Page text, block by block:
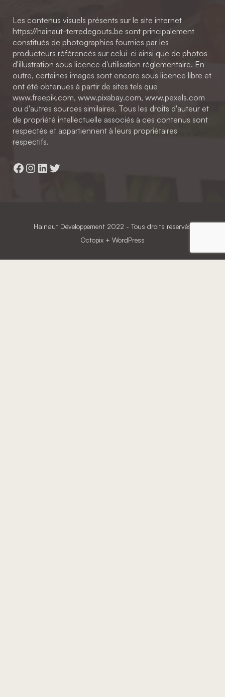
Les contenus visuels présents sur le site internet
https://hainaut-terredegouts.be sont principalement
constitués de photographies fournies par les
producteurs référencés sur celui-ci ainsi que de photos
d'illustration sous licence d'utilisation réglementaire. En
outre, certaines images sont encore sous licence libre et
ont été obtenues à partir de sites tels que
www.freepik.com, www.pixabay.com, www.pexels.com
ou d'autres sources similaires. Tous les droits d'auteur et
de propriété intellectuelle associés à ces contenus sont
respectés et appartiennent à leurs propriétaires
respectifs.
Facebook
Instagram
LinkedIn
Twitter
Hainaut Développement 2022 - Tous droits réservés
Octopix + WordPress